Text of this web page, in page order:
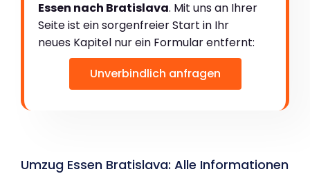
Essen nach Bratislava. Mit uns an Ihrer
Seite ist ein sorgenfreier Start in Ihr
neues Kapitel nur ein Formular entfernt:
Unverbindlich anfragen
Umzug Essen Bratislava: Alle Informationen